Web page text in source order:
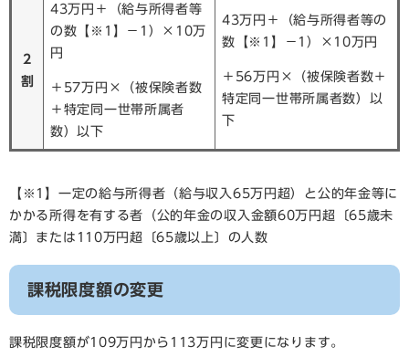
2
割
43万円＋（給与所得者等
の数【※1】－1）×10万
円
＋57万円×（被保険者数
＋特定同一世帯所属者
数）以下
43万円＋（給与所得者等の
数【※1】－1）×10万円
＋56万円×（被保険者数＋
特定同一世帯所属者数）以
下
【※1】一定の給与所得者（給与収入65万円超）と公的年金等に
かかる所得を有する者（公的年金の収入金額60万円超〔65歳未
満〕または110万円超〔65歳以上〕の人数
課税限度額の変更
課税限度額が109万円から113万円に変更になります。